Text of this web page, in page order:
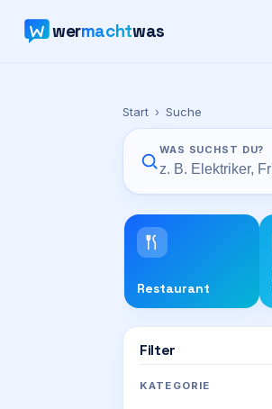
wermachtwas
Start › Suche
WAS SUCHST DU?
Restaurant
Filter
KATEGORIE